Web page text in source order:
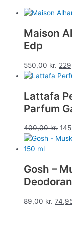
Maison
Edp
550,00kr.
Lattafa
Parfum
400,00kr.
Gosh –
89,00kr.